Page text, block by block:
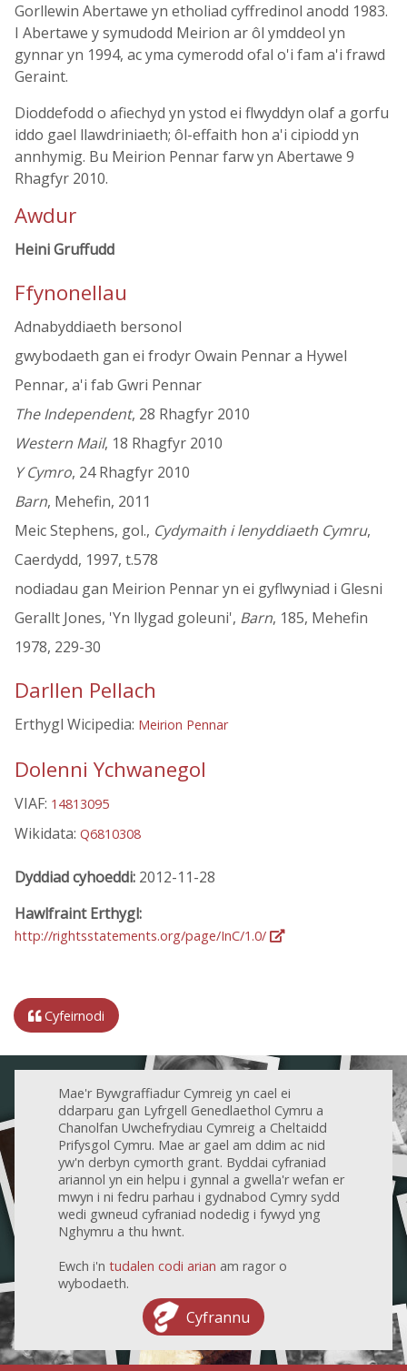
Gorllewin Abertawe yn etholiad cyffredinol anodd 1983.
I Abertawe y symudodd Meirion ar ôl ymddeol yn
gynnar yn 1994, ac yma cymerodd ofal o'i fam a'i frawd
Geraint.
Dioddefodd o afiechyd yn ystod ei flwyddyn olaf a gorfu
iddo gael llawdriniaeth; ôl-effaith hon a'i cipiodd yn
annhymig. Bu Meirion Pennar farw yn Abertawe 9
Rhagfyr 2010.
Awdur
Heini Gruffudd
Ffynonellau
Adnabyddiaeth bersonol
gwybodaeth gan ei frodyr Owain Pennar a Hywel
Pennar, a'i fab Gwri Pennar
The Independent, 28 Rhagfyr 2010
Western Mail, 18 Rhagfyr 2010
Y Cymro, 24 Rhagfyr 2010
Barn, Mehefin, 2011
Meic Stephens, gol., Cydymaith i lenyddiaeth Cymru,
Caerdydd, 1997, t.578
nodiadau gan Meirion Pennar yn ei gyflwyniad i Glesni
Gerallt Jones, 'Yn llygad goleuni', Barn, 185, Mehefin
1978, 229-30
Darllen Pellach
Erthygl Wicipedia: Meirion Pennar
Dolenni Ychwanegol
VIAF: 14813095
Wikidata: Q6810308
Dyddiad cyhoeddi: 2012-11-28
Hawlfraint Erthygl:
http://rightsstatements.org/page/InC/1.0/
Cyfeirnodi
Mae'r Bywgraffiadur Cymreig yn cael ei
ddarparu gan Lyfrgell Genedlaethol Cymru a
Chanolfan Uwchefrydiau Cymreig a Cheltaidd
Prifysgol Cymru. Mae ar gael am ddim ac nid
yw'n derbyn cymorth grant. Byddai cyfraniad
ariannol yn ein helpu i gynnal a gwella'r wefan er
mwyn i ni fedru parhau i gydnabod Cymry sydd
wedi gwneud cyfraniad nodedig i fywyd yng
Nghymru a thu hwnt.
Ewch i'n tudalen codi arian am ragor o
wybodaeth.
Cyfrannu